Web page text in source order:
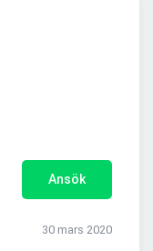
Ansök
30 mars 2020